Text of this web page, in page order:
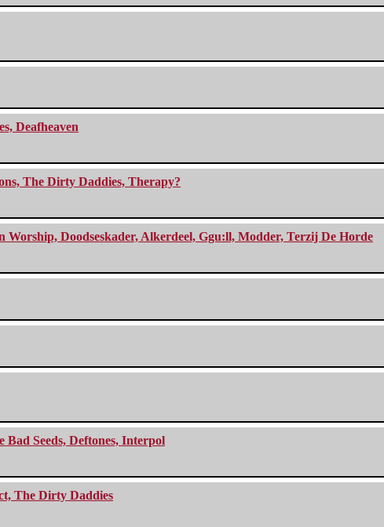
Deafheaven
The Dirty Daddies, Therapy?
Doodseskader, Alkerdeel, Ggu:ll, Modder, Terzij De Horde
Bad Seeds, Deftones, Interpol
The Dirty Daddies